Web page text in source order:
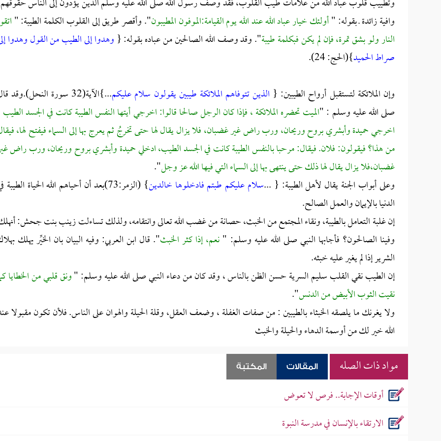
وافية زائدة ـ بقوله: "أولئك خيار عباد الله عند الله يوم القيامة:الموفون المطيبون". وأقصر طريق إلى القلوب الكلمة الطيبة: "
النار ولو بشق تمرة، فإن لم يكن فبكلمة طيبة". وقد وصف الله الصالحين من عباده بقوله: { وهدوا إلى الطيب من القول وهدوا
صراط الحميد}(الحج: 24).
وإن الملائكة لتستقبل أرواح الطيبين: { الذين تتوفاهم الملائكة طيبين يقولون سلام عليكم
...}الآية(32 سورة النحل).وقد
صلى الله عليه وسلم : "الميت تحضره الملائكة ، فإذا كان الرجل صالحا قالوا: اخرجي أيتها النفس الطيبة كانت في الجسد
اخرجي حميدة وأبشري بروح وريحان، ورب راض غير غضبان، فلا يزال يقال لها حتى تخرجُ ثم يعرج بها إلى السماء فيفتح لها،
من هذا؟ فيقولون: فلان. فيقال: مرحبا بالنفس الطيبة كانت في الجسد الطيب، ادخلي حميدة وأبشري بروح وريحان، ورب راض
غضبان،فلا يزال يقال لها ذلك حتى ينتهى بها إلى السماء التي فيها الله عز وجل".
وعلى أبواب الجنة يقال لأهل الطيبة: { ...سلام عليكم طبتم فادخلوها خالدين
} (الزمر:73)بعد أن أحياهم الله الحياة الطيبة
الدنيا بالإيمان والعمل الصالح.
إن غلبة التعامل بالطيبة، ونقاء المجتمع من الخبث، حصانة من غضب الله تعالى وانتقامه، ولذلك تساءلت زينب بنت جحش:
وفينا الصالحون؟ فأجابها النبي صلى الله عليه وسلم: "نعم، إذا كثر الخبث". قال ابن العربي: وفيه البيان بان الخيِّر يهلك
الشرير إذا لم يغير عليه خبثه.
إن الطيب نقي القلب سليم السرية حسن الظن بالناس ، وقد كان من دعاء النبي صلى الله عليه وسلم: "ونق قلبي من الخطايا
نقيت الثوب الأبيض من الدنس".
ولا يغرنك ما يلصقه الخبثاء بالطيبين : من صفات الغفلة ، وضعف العقل، وقلة الحيلة والهوان على الناس. فلأن تكون مقبولا
الله خير لك من أوسمة الدهاء والحيلة والخبث
مواد ذات الصله المقالات المكتبة
أوقات الإجابة.. فرص لا تعوض
الارتقاء بالإنسان في مدرسة النبوة